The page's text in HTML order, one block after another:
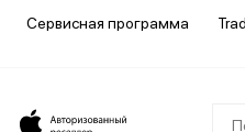
Сервисная программа